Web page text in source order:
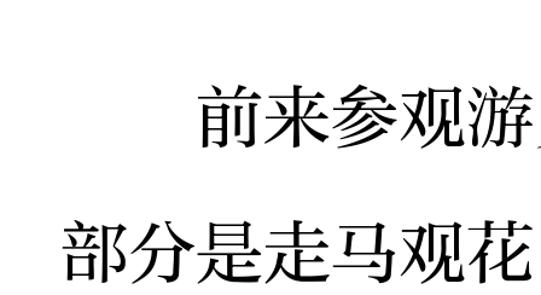
前来参观游
部分是走马观